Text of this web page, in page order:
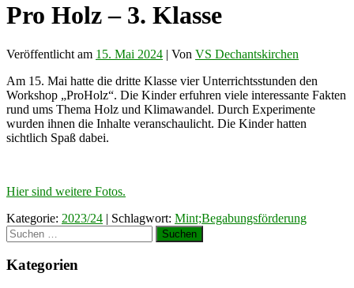
Pro Holz – 3. Klasse
Veröffentlicht am 15. Mai 2024 | Von VS Dechantskirchen
Am 15. Mai hatte die dritte Klasse vier Unterrichtsstunden den
Workshop „ProHolz“. Die Kinder erfuhren viele interessante Fakten
rund ums Thema Holz und Klimawandel. Durch Experimente
wurden ihnen die Inhalte veranschaulicht. Die Kinder hatten
sichtlich Spaß dabei.
Hier sind weitere Fotos.
Kategorie: 2023/24 | Schlagwort: Mint;Begabungsförderung
Suchen
nach:
Kategorien